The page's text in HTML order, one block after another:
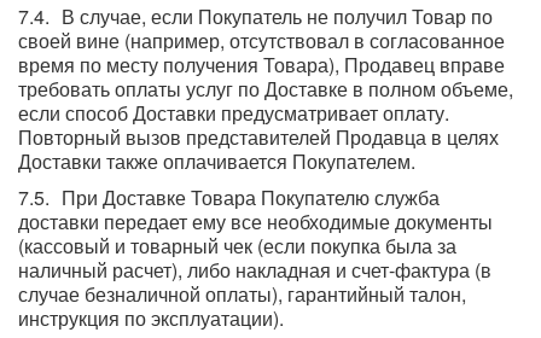
В случае, если Покупатель не получил Товар по
своей вине (например, отсутствовал в согласованное
время по месту получения Товара), Продавец вправе
требовать оплаты услуг по Доставке в полном объеме,
если способ Доставки предусматривает оплату.
Повторный вызов представителей Продавца в целях
Доставки также оплачивается Покупателем.
При Доставке Товара Покупателю служба
доставки передает ему все необходимые документы
(кассовый и товарный чек (если покупка была за
наличный расчет), либо накладная и счет-фактура (в
случае безналичной оплаты), гарантийный талон,
инструкция по эксплуатации).